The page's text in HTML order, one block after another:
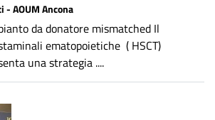
AOUM Ancona
da donatore mismatched Il
ematopoietiche ( HSCT)
una strategia ....